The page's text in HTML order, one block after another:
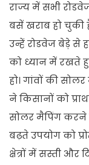
राज्य में सभी
बसें खराब हो चुकी
उन्हें रोडवेज बेड़े से
को ध्यान में रखते
हो। गांवों की
ने किसानों को
सोलर मैपिंग करने
बढ़ते उपयोग को
क्षेत्रों में सस्ती और